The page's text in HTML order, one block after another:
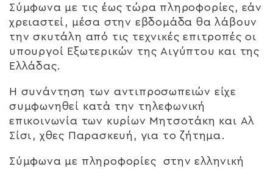
Σύμφωνα με τις έως τώρα πληροφορίες, εάν
χρειαστεί, μέσα στην εβδομάδα θα λάβουν
την σκυτάλη από τις τεχνικές επιτροπές οι
υπουργοί Εξωτερικών της Αιγύπτου και της
Ελλάδας.
Η συνάντηση των αντιπροσωπειών είχε
συμφωνηθεί κατά την τηλεφωνική
επικοινωνία των κυρίων Μητσοτάκη και Αλ
Σίσι, χθες Παρασκευή, για το ζήτημα.
Σύμφωνα με πληροφορίες στην ελληνική